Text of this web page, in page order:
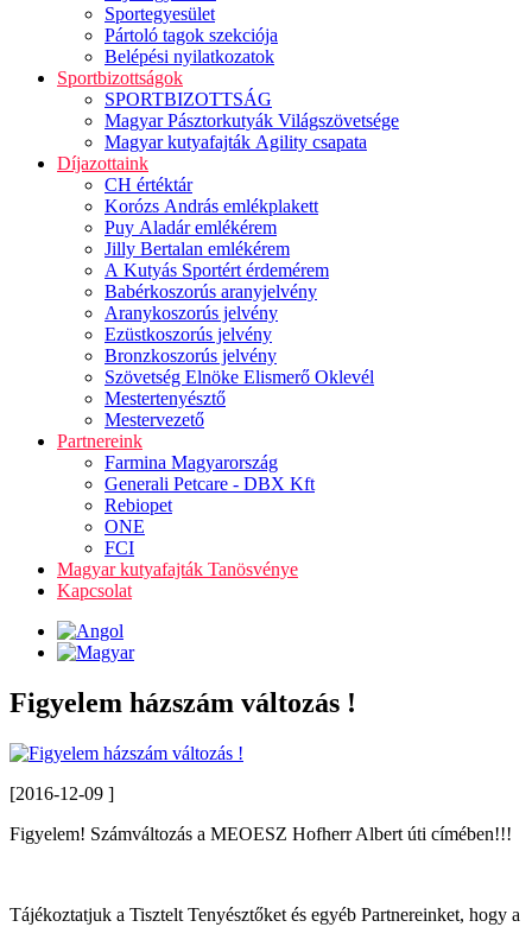
Sportegyesület
Pártoló tagok szekciója
Belépési nyilatkozatok
Sportbizottságok
SPORTBIZOTTSÁG
Magyar Pásztorkutyák Világszövetsége
Magyar kutyafajták Agility csapata
Díjazottaink
CH értéktár
Korózs András emlékplakett
Puy Aladár emlékérem
Jilly Bertalan emlékérem
A Kutyás Sportért érdemérem
Babérkoszorús aranyjelvény
Aranykoszorús jelvény
Ezüstkoszorús jelvény
Bronzkoszorús jelvény
Szövetség Elnöke Elismerő Oklevél
Mestertenyésztő
Mestervezető
Partnereink
Farmina Magyarország
Generali Petcare - DBX Kft
Rebiopet
ONE
FCI
Magyar kutyafajták Tanösvénye
Kapcsolat
Figyelem házszám változás !
[2016-12-09 ]
Figyelem! Számváltozás a MEOESZ Hofherr Albert úti címében!!!
Tájékoztatjuk a Tisztelt Tenyésztőket és egyéb Partnereinket, hogy a